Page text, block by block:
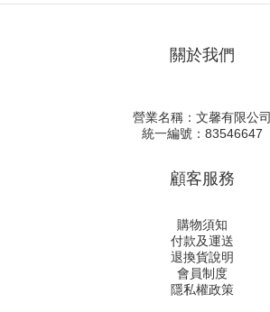
關於我們
營業名稱：文馨有限公司
統一編號：83546647
顧客服務
購物須知
付款及運送
退換貨說明
會員制度
隱私權政策